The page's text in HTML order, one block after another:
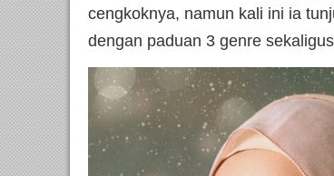
cengkoknya, namun kali ini ia
dengan paduan 3 genre